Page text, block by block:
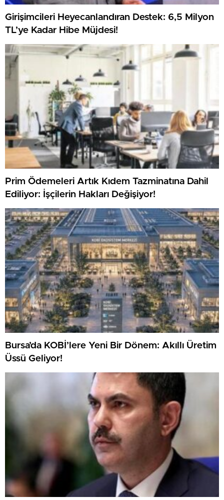
Girişimcileri Heyecanlandıran Destek: 6,5 Milyon
TL’ye Kadar Hibe Müjdesi!
Prim Ödemeleri Artık Kıdem Tazminatına Dahil
Ediliyor: İşçilerin Hakları Değişiyor!
Bursa’da KOBİ’lere Yeni Bir Dönem: Akıllı Üretim
Üssü Geliyor!